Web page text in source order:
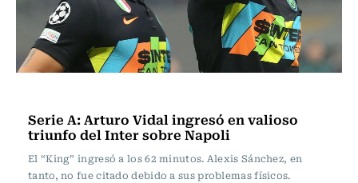
Serie A: Arturo Vidal ingresó en valioso
triunfo del Inter sobre Napoli
El “King” ingresó a los 62 minutos. Alexis Sánchez, en
tanto, no fue citado debido a sus problemas físicos.